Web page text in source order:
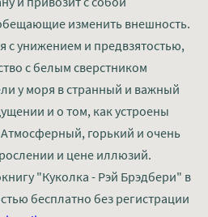
изменить внешность.
с унижением и предвзятостью,
с белым сверстником
у моря в странный и важный
и о том, как устроены
горький и очень
и цене иллюзий.
"Куколка - Рэй Брэдбери" в
бесплатно без регистрации